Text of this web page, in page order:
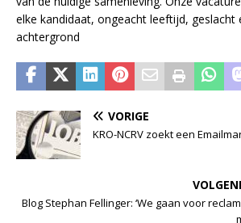
elke kandidaat, ongeacht leeftijd, geslacht
achtergrond
VORIGE
KRO-NCRV zoekt een
Blog Stephan Fellinger: ‘We gaan voor